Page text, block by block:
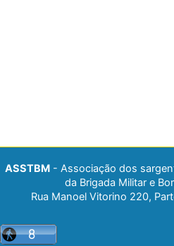
ASSTBM - Associação dos
da Brigada Militar e
Rua Manoel Vitorino 220,